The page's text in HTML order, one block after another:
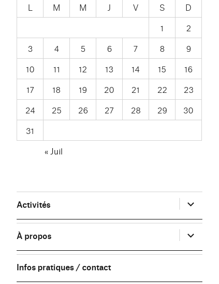
L M M J V S
D
1
2
3
4 5 6 7 8
9
10
11 12 13 14 15
16
17
18 19 20 21 22
23
24
25 26 27 28 29
30
31
« Juil
Activités ouvrir
le
sous-
menu
À propos
ouvrir
le
sous-
menu
Infos pratiques / contact